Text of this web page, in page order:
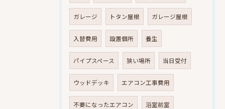
ガレージ トタン屋根 ガレージ屋根
入替費用 設置個所 養生
パイプスペース 狭い場所 当日受付
ウッドデッキ エアコン工事費用
不要になったエアコン 浴室前室